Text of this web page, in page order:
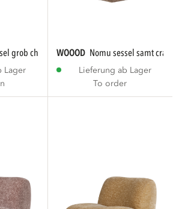
grob chenille hellbraun...
Lager
WOOOD nomu sessel samt
Lieferung ab Lager
To order